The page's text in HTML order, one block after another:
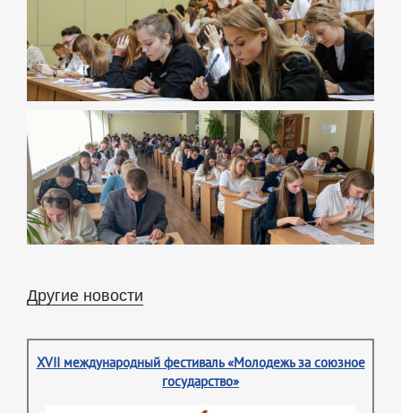
Другие новости
XVII международный фестиваль «Молодежь за союзное
государство»